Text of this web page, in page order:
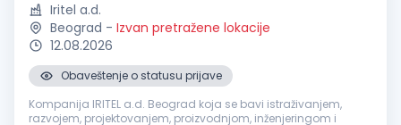
Iritel a.d.
Beograd - Izvan pretražene lokacije
12.08.2026
Obaveštenje o statusu prijave
Kompanija IRITEL a.d. Beograd koja se bavi istraživanjem,
razvojem, projektovanjem, proizvodnjom, inženjeringom i